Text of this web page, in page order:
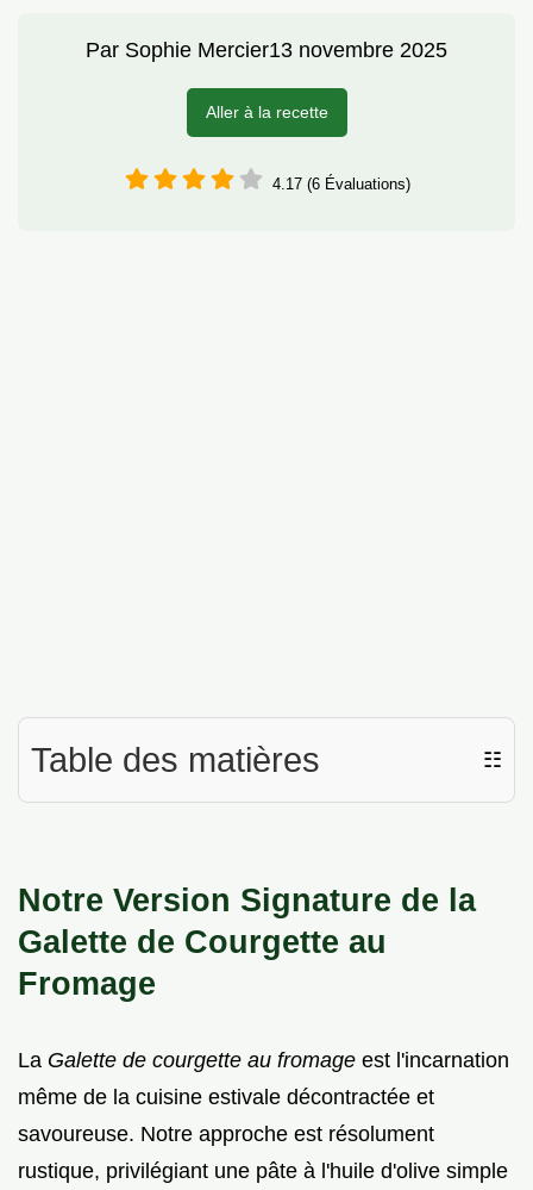
Par Sophie Mercier13 novembre 2025
Aller à la recette
4.17 (6 Évaluations)
Table des matières ☷
Notre Version Signature de la
Galette de Courgette au
Fromage
La Galette de courgette au fromage est l'incarnation
même de la cuisine estivale décontractée et
savoureuse. Notre approche est résolument
rustique, privilégiant une pâte à l'huile d'olive simple